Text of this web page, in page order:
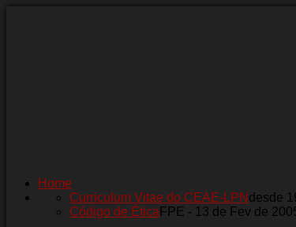
Home
Curriculum Vitae do CEAE-LPN desde
Código de Ética FPE - 13 de Fev de